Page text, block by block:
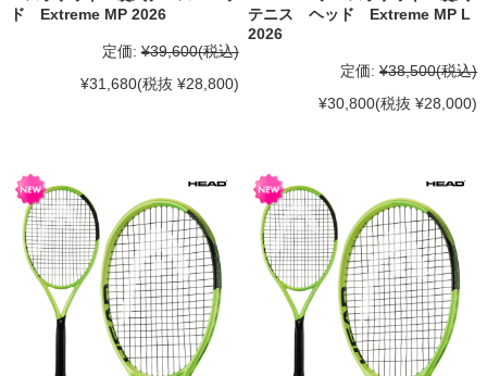
ド Extreme MP 2026
定価: ¥39,600(税込)
¥31,680(税抜 ¥28,800)
テニス ヘッド Extreme MP L
2026
定価: ¥38,500(税込)
¥30,800(税抜 ¥28,000)